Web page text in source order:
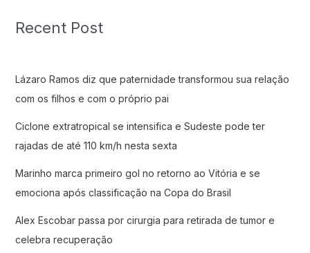
Recent Post
Lázaro Ramos diz que paternidade transformou sua relação
com os filhos e com o próprio pai
Ciclone extratropical se intensifica e Sudeste pode ter
rajadas de até 110 km/h nesta sexta
Marinho marca primeiro gol no retorno ao Vitória e se
emociona após classificação na Copa do Brasil
Alex Escobar passa por cirurgia para retirada de tumor e
celebra recuperação